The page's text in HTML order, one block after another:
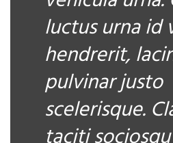
luctus urna id
hendrerit,
pulvinar justo
scelerisque.